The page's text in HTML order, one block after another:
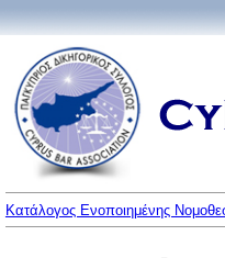
Κατάλογος Ενοποιημένης